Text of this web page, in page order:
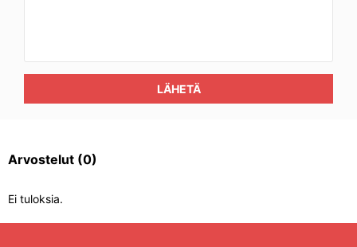
LÄHETÄ
Arvostelut (0)
Ei tuloksia.